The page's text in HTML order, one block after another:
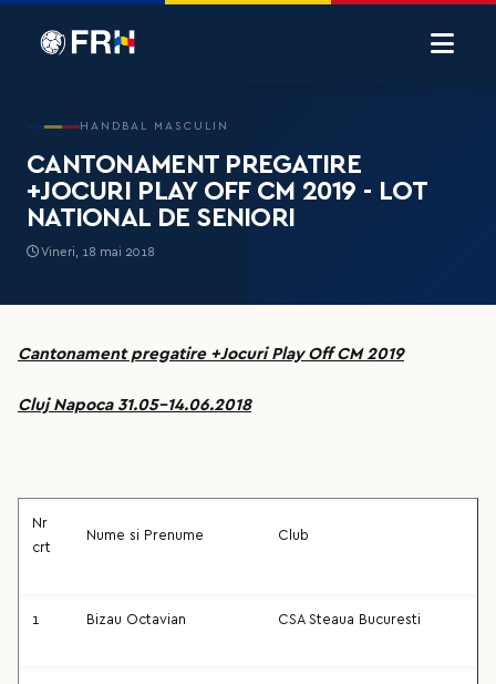
HANDBAL MASCULIN
CANTONAMENT PREGATIRE
+JOCURI PLAY OFF CM 2019 - LOT
NATIONAL DE SENIORI
Vineri, 18 mai 2018
Cantonament pregatire +Jocuri Play Off CM 2019
Cluj Napoca 31.05-14.06.2018
Nr
crt
Nume si Prenume Club
1 Bizau Octavian CSA Steaua Bucuresti